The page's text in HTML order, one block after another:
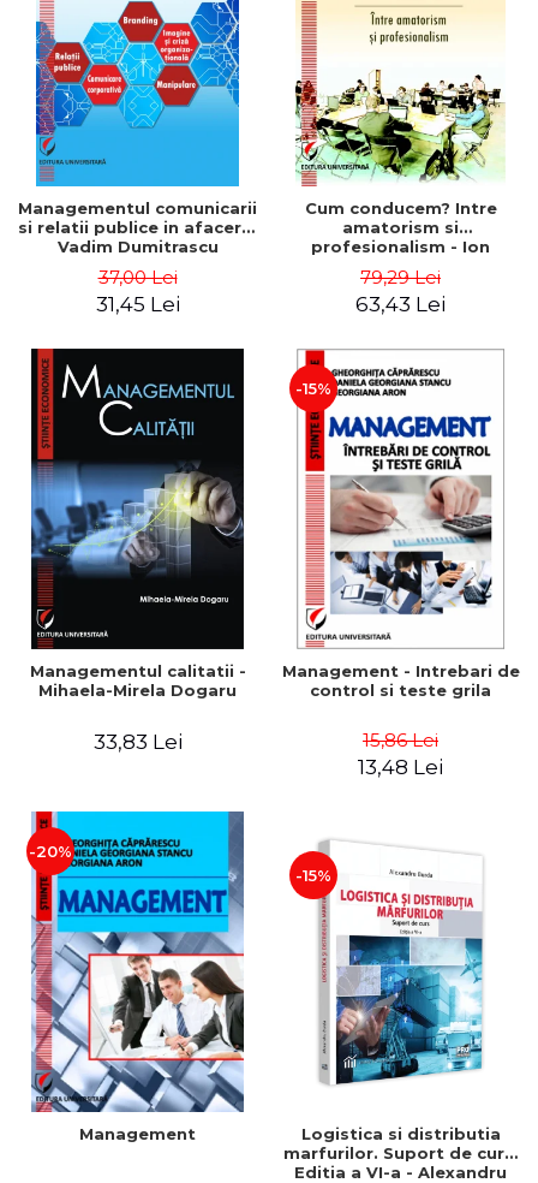
ADMINISTRATIVE
ȘTIINȚE ECONOMICE
ȘTIINȚE EXACTE
EDUCAȚIE FIZICĂ ȘI SPORT
PREUNIVERSITARIA
TIMP LIBER
ÎN CURS DE APARIȚIE
NOUTĂȚI
PACHETE DE STUDIU
PROMOȚIILE LUNII
ULTIMELE EXEMPLARE
Cum Cumpăr
Livrare
Politica de Retur
Formular de Retur
Distribuitori
Managementul comunicarii
si relatii publice in afaceri -
Vadim Dumitrascu
37,00 Lei
31,45 Lei
Cum conducem? Intre
amatorism si
profesionalism - Ion
79,29 Lei
63,43 Lei
Managementul calitatii -
Mihaela-Mirela Dogaru
33,83 Lei
-15%
Management - Intrebari de
control si teste grila
15,86 Lei
13,48 Lei
-20%
Management
-15%
Logistica si distributia
marfurilor. Suport de curs.
Editia a VI-a - Alexandru